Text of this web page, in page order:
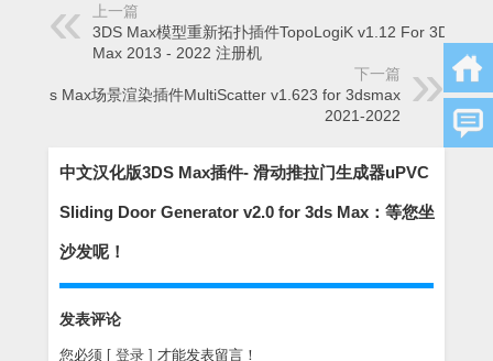
上一篇
3DS Max模型重新拓扑插件TopoLogiK v1.12 For 3DS
Max 2013 - 2022 注册机
下一篇
3ds Max场景渲染插件MultiScatter v1.623 for 3dsmax
2021-2022
中文汉化版3DS Max插件- 滑动推拉门生成器uPVC
Sliding Door Generator v2.0 for 3ds Max：等您坐
沙发呢！
发表评论
您必须 [ 登录 ] 才能发表留言！